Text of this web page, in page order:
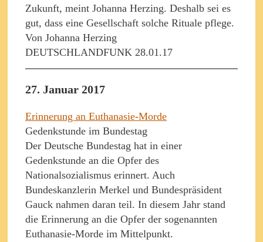
Zukunft, meint Johanna Herzing. Deshalb sei es
gut, dass eine Gesellschaft solche Rituale pflege.
Von Johanna Herzing
DEUTSCHLANDFUNK 28.01.17
27. Januar 2017
Erinnerung an Euthanasie-Morde
Gedenkstunde im Bundestag
Der Deutsche Bundestag hat in einer
Gedenkstunde an die Opfer des
Nationalsozialismus erinnert. Auch
Bundeskanzlerin Merkel und Bundespräsident
Gauck nahmen daran teil. In diesem Jahr stand
die Erinnerung an die Opfer der sogenannten
Euthanasie-Morde im Mittelpunkt.